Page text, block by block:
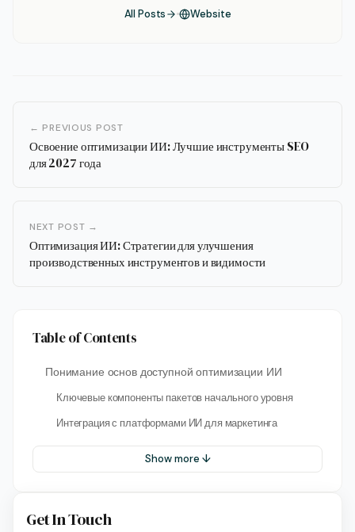
All Posts Website
← PREVIOUS POST
Освоение оптимизации ИИ: Лучшие инструменты SEO
для 2027 года
NEXT POST →
Оптимизация ИИ: Стратегии для улучшения
производственных инструментов и видимости
Table of Contents
Понимание основ доступной оптимизации ИИ
Ключевые компоненты пакетов начального уровня
Интеграция с платформами ИИ для маркетинга
Show more ↓
Get In Touch